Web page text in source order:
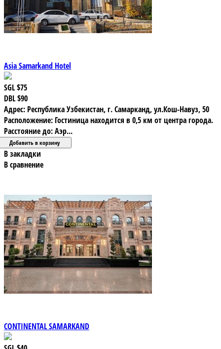
Asia Samarkand Hotel
SGL$75
DBL$90
Адрес: Республика Узбекистан, г. Самарканд, ул.Кош-Навуз, 50
Расположение: Гостиница находится в 0,5 км от центра города.
Расстояние до: Аэр...
В закладки
В сравнение
CONTINENTAL SAMARKAND